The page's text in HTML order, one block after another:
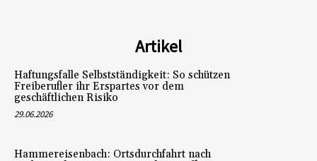
Artikel
Haftungsfalle Selbstständigkeit: So schützen
Freiberufler ihr Erspartes vor dem
geschäftlichen Risiko
29.06.2026
Hammereisenbach: Ortsdurchfahrt nach